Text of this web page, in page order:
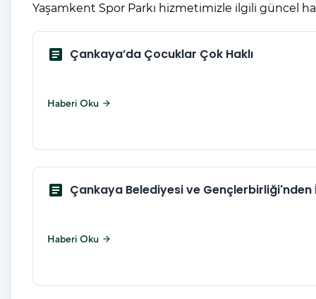
Yaşamkent Spor Parkı hizmetimizle ilgili güncel
article Çankaya’da Çocuklar Çok Haklı
Haberi Oku arrow_forward
article Çankaya Belediyesi ve Gençlerbirliği'nden
Haberi Oku arrow_forward